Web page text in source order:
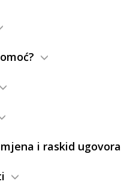
i raskid ugovora